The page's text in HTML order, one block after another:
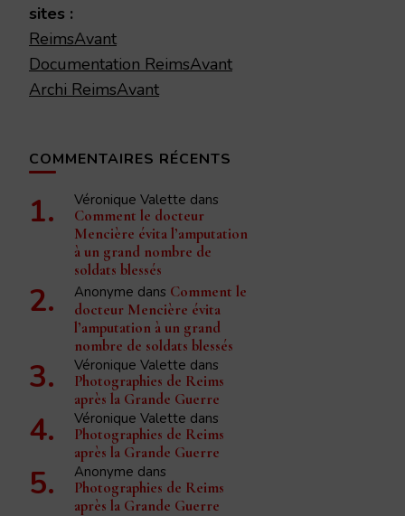
sites :
ReimsAvant
Documentation ReimsAvant
Archi ReimsAvant
COMMENTAIRES RÉCENTS
Véronique Valette dans
Comment le docteur
Mencière évita l’amputation
à un grand nombre de
soldats blessés
Anonyme dans Comment le
docteur Mencière évita
l’amputation à un grand
nombre de soldats blessés
Véronique Valette dans
Photographies de Reims
après la Grande Guerre
Véronique Valette dans
Photographies de Reims
après la Grande Guerre
Anonyme dans
Photographies de Reims
après la Grande Guerre